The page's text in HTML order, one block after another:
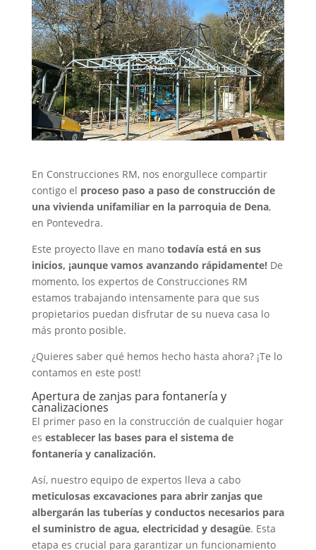
En Construcciones RM, nos enorgullece compartir
contigo el proceso paso a paso de construcción de
una vivienda unifamiliar en la parroquia de Dena,
en Pontevedra.
Este proyecto llave en mano todavía está en sus
inicios, ¡aunque vamos avanzando rápidamente!De
momento, los expertos de Construcciones RM
estamos trabajando intensamente para que sus
propietarios puedan disfrutar de su nueva casa lo
más pronto posible.
¿Quieres saber qué hemos hecho hasta ahora? ¡Te lo
contamos en este post!
Apertura de zanjas para fontanería y
canalizaciones
El primer paso en la construcción de cualquier hogar
es establecer las bases para el sistema de
fontanería y canalización.
Así, nuestro equipo de expertos lleva a cabo
meticulosas excavaciones para abrir zanjas que
albergarán las tuberías y conductos necesarios para
el suministro de agua, electricidad y desagüe. Esta
etapa es crucial para garantizar un funcionamiento